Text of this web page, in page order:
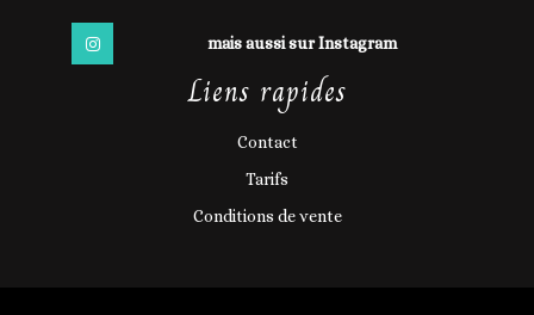
mais aussi sur Instagram
Liens rapides
Contact
Tarifs
Conditions de vente